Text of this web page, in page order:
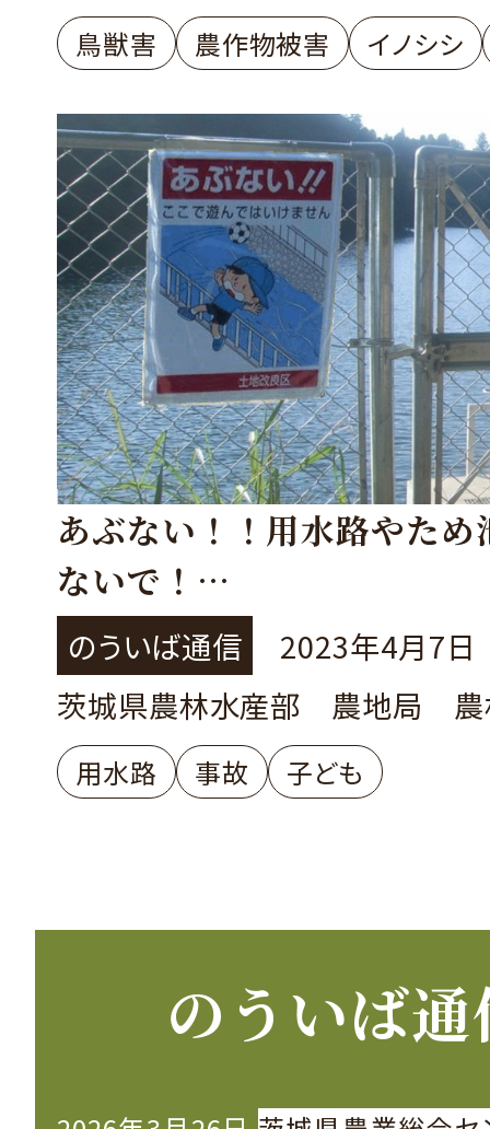
鳥獣害 農作物被害 イノシシ
あぶない！！用水路やため
ないで！
～子どもたちを事故から守
～
のういば通信
2023年4月7日
茨城県農林水産部 農地局 農
用水路 事故 子ども
のういば